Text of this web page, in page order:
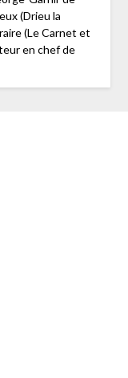
(Drieu la
(Le Carnet et
en chef de